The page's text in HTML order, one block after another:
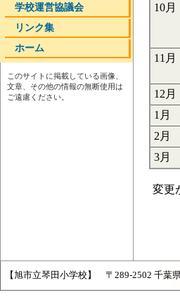
学校運営協議会
リンク集
ホーム
このサイトに掲載している画像、
文章、その他の情報の無断使用は
ご遠慮ください。
10月
11月
12月
1月
2月
3月
変更
【旭市立琴田小学校】 〒289-2502 千葉